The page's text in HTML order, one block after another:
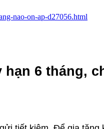
nao-on-ap-d27056.html
hạn 6 tháng,